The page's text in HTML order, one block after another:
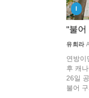
I
"불어
유희라
연방이
후 캐
26일
불어